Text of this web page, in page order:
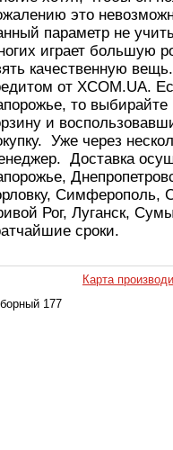
это
параметр не
играет большую
качественную
от XCOM.UA.
то выбирайте
и
Уже через
Доставка
Симферополь,
Рог, Луганск,
сроки.
Карта
177